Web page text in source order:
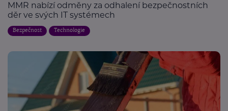
MMR nabízí odměny za odhalení bezpečnostních
děr ve svých IT systémech
Bezpečnost Technologie